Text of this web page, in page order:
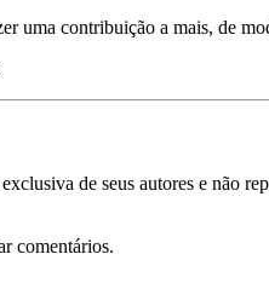
uma contribuição a mais, de
de seus autores e não
comentários.